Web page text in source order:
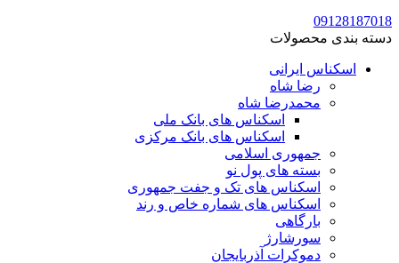
09128187018
دسته بندی محصولات
اسکناس ایرانی
رضا شاه
محمدرضا شاه
اسکناس های بانک ملی
اسکناس های بانک مرکزی
جمهوری اسلامی
بسته های پول نو
اسکناس های تک و جفت جمهوری
اسکناس های شماره خاص و رند
بارگاهی
سورشارژ
دموکرات آذربایجان